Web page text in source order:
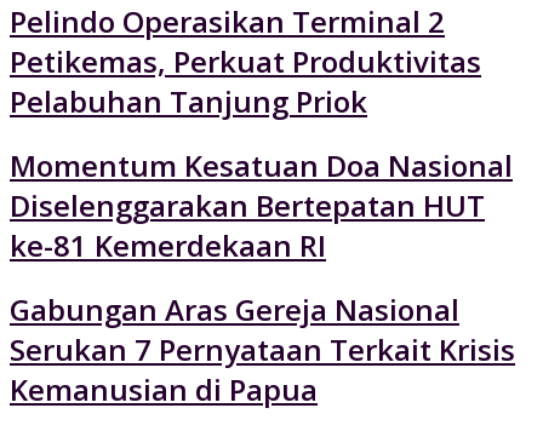
Pelindo Operasikan Terminal 2
Petikemas, Perkuat Produktivitas
Pelabuhan Tanjung Priok
Momentum Kesatuan Doa Nasional
Diselenggarakan Bertepatan HUT
ke-81 Kemerdekaan RI
Gabungan Aras Gereja Nasional
Serukan 7 Pernyataan Terkait Krisis
Kemanusian di Papua